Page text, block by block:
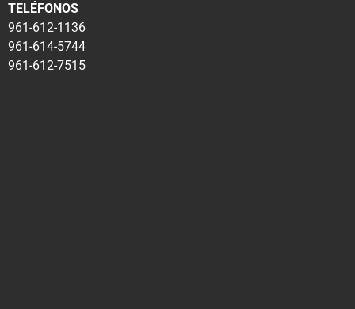
TELÉFONOS
961-612-1136
961-614-5744
961-612-7515